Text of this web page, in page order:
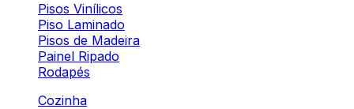
Pisos Vinílicos
Piso Laminado
Pisos de Madeira
Painel Ripado
Rodapés
Cozinha